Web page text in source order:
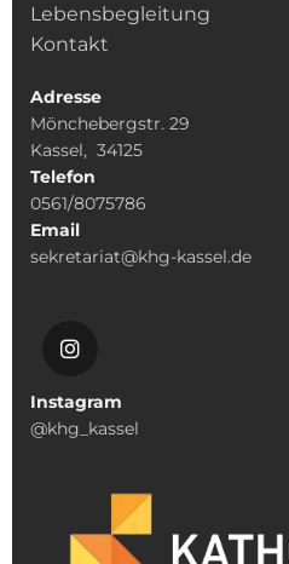
Lebensbegleitung
Kontakt
Adresse
Mönchebergstr. 29
Kassel, 34125
Telefon
0561/8075786
Email
sekretariat@khg-kassel.de
Instagram
@khg_kassel